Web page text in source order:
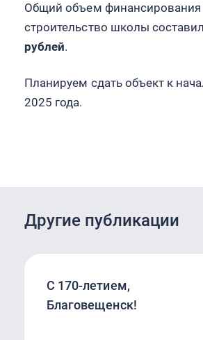
Общий объем финансирования
строительство школы
рублей.
Планируем сдать объект к
2025 года.
Другие публикации
С 170‑летием,
Благовещенск!